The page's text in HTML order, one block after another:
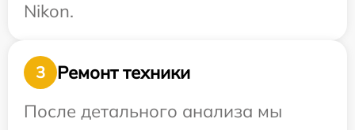
Nikon.
3
Ремонт техники
После детального анализа мы